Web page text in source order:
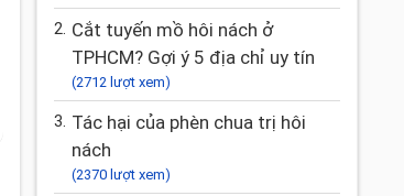
2. Cắt tuyến mồ hôi nách ở
TPHCM? Gợi ý 5 địa chỉ uy tín
(2712 lượt xem)
3. Tác hại của phèn chua trị hôi
nách
(2370 lượt xem)